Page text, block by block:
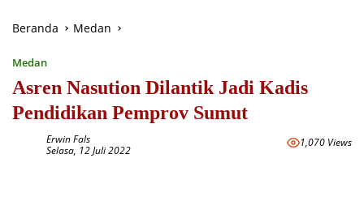
Beranda Medan
Medan
Asren Nasution Dilantik Jadi Kadis
Pendidikan Pemprov Sumut
Erwin Fals
Selasa, 12 Juli 2022
1,070 Views